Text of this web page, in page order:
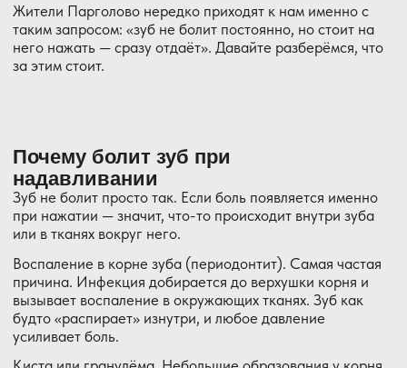
Киста или гранулёма. Небольшие образования у корня
зуба. Могут годами не давать о себе знать, а потом
начать болеть при надавливании.
Трещина в зубе. Бывает после удара, от привычки
горячее и холодное, зато начинает болеть при нажатии.
Проблема с пломбой или коронкой. Если пломба стоит
слишком высоко или коронка давит неравномерно — зуб
начинает болеть именно при надавливании.
Пародонтит. Воспаление тканей, удерживающих зуб.
Зуб может немного шататься и болеть при нагрузке.
Перегрузка зуба. Если соседний зуб был удалён,
оставшиеся зубы берут на себя дополнительную
нагрузку. Это тоже может вызывать боль.
Синусит (гайморит). Да, иногда зубы верхней челюсти
начинают болеть из-за воспаления гайморовых пазух —
они находятся совсем рядом с корнями верхних
жевательных зубов.